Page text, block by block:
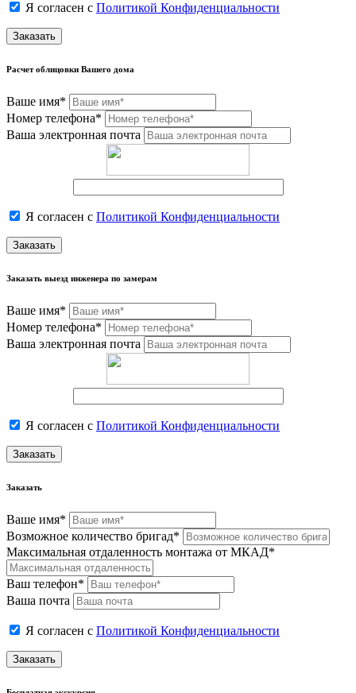
Я согласен с Политикой Конфиденциальности
Заказать
Расчет облицовки Вашего дома
Ваше имя*
Номер телефона*
Ваша электронная почта
Я согласен с Политикой Конфиденциальности
Заказать
Заказать выезд инженера по замерам
Ваше имя*
Номер телефона*
Ваша электронная почта
Я согласен с Политикой Конфиденциальности
Заказать
Заказать
Ваше имя*
Возможное количество бригад*
Максимальная отдаленность монтажа от МКАД*
Ваш телефон*
Ваша почта
Я согласен с Политикой Конфиденциальности
Заказать